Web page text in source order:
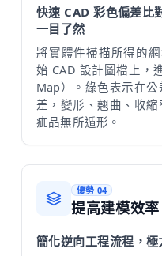
快速 CAD 彩色偏差比
一目了然
將實體件掃描所得的
始 CAD 設計圖檔上，
Map）。綠色表示在
差，變形、翹曲、收
疵品無所遁形。
優勢 04
提高建模效率
簡化逆向工程流程，